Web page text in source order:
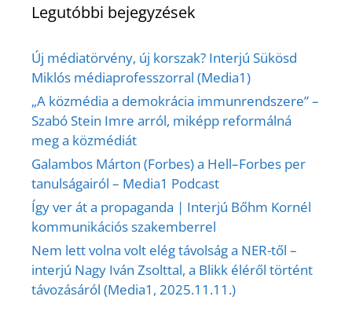
Legutóbbi bejegyzések
Új médiatörvény, új korszak? Interjú Sükösd
Miklós médiaprofesszorral (Media1)
„A közmédia a demokrácia immunrendszere” –
Szabó Stein Imre arról, miképp reformálná
meg a közmédiát
Galambos Márton (Forbes) a Hell–Forbes per
tanulságairól – Media1 Podcast
Így ver át a propaganda | Interjú Bőhm Kornél
kommunikációs szakemberrel
Nem lett volna volt elég távolság a NER-től –
interjú Nagy Iván Zsolttal, a Blikk éléről történt
távozásáról (Media1, 2025.11.11.)